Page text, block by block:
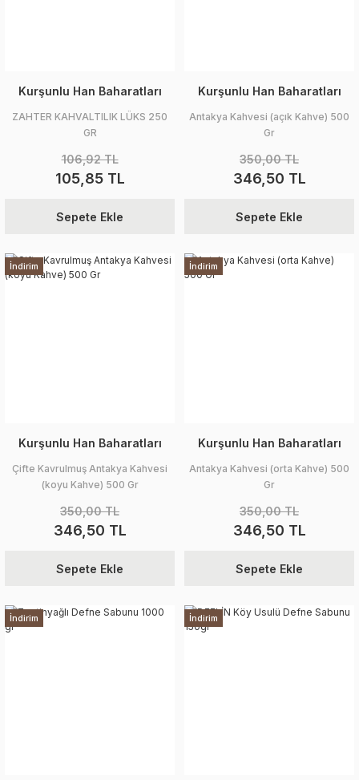
Kurşunlu Han Baharatları
ZAHTER KAHVALTILIK LÜKS 250
GR
106,92 TL
105,85 TL
Sepete Ekle
Kurşunlu Han Baharatları
Antakya Kahvesi (açık Kahve) 500
Gr
350,00 TL
346,50 TL
Sepete Ekle
İndirim
Kurşunlu Han Baharatları
Çifte Kavrulmuş Antakya Kahvesi
(koyu Kahve) 500 Gr
350,00 TL
346,50 TL
Sepete Ekle
İndirim
Kurşunlu Han Baharatları
Antakya Kahvesi (orta Kahve) 500
Gr
350,00 TL
346,50 TL
Sepete Ekle
İndirim İndirim